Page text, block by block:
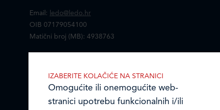
Email:
ledo@ledo.hr
OIB 07179054100
Matični broj (MB): 4938763
Prodajni centri
Ledo u inozemstvu
IZABERITE KOLAČIĆE NA STRANICI
Omogućite ili onemogućite web-
stranici upotrebu funkcionalnih i/ili